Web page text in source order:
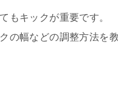
もキックが重要です。
の幅などの調整方法を